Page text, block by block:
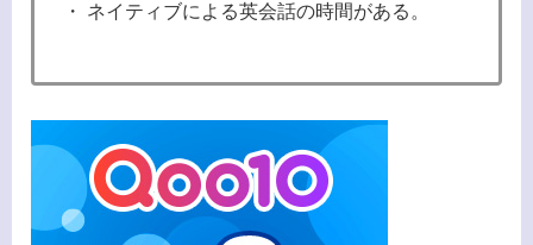
・ ネイティブによる英会話の時間がある。